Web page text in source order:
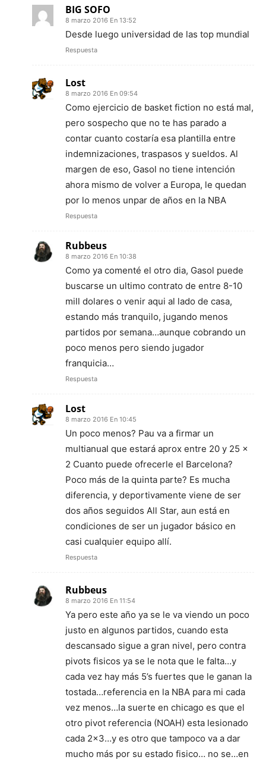
BIG SOFO
8 marzo 2016 En 13:52
Desde luego universidad de las top mundial
Respuesta
Lost
8 marzo 2016 En 09:54
Como ejercicio de basket fiction no está mal,
pero sospecho que no te has parado a
contar cuanto costaría esa plantilla entre
indemnizaciones, traspasos y sueldos. Al
margen de eso, Gasol no tiene intención
ahora mismo de volver a Europa, le quedan
por lo menos unpar de años en la NBA
Respuesta
Rubbeus
8 marzo 2016 En 10:38
Como ya comenté el otro dia, Gasol puede
buscarse un ultimo contrato de entre 8-10
mill dolares o venir aqui al lado de casa,
estando más tranquilo, jugando menos
partidos por semana…aunque cobrando un
poco menos pero siendo jugador
franquicia…
Respuesta
Lost
8 marzo 2016 En 10:45
Un poco menos? Pau va a firmar un
multianual que estará aprox entre 20 y 25 x
2 Cuanto puede ofrecerle el Barcelona?
Poco más de la quinta parte? Es mucha
diferencia, y deportivamente viene de ser
dos años seguidos All Star, aun está en
condiciones de ser un jugador básico en
casi cualquier equipo allí.
Respuesta
Rubbeus
8 marzo 2016 En 11:54
Ya pero este año ya se le va viendo un poco
justo en algunos partidos, cuando esta
descansado sigue a gran nivel, pero contra
pivots fisicos ya se le nota que le falta…y
cada vez hay más 5’s fuertes que le ganan la
tostada…referencia en la NBA para mi cada
vez menos…la suerte en chicago es que el
otro pivot referencia (NOAH) esta lesionado
cada 2×3…y es otro que tampoco va a dar
mucho más por su estado fisico… no se…en